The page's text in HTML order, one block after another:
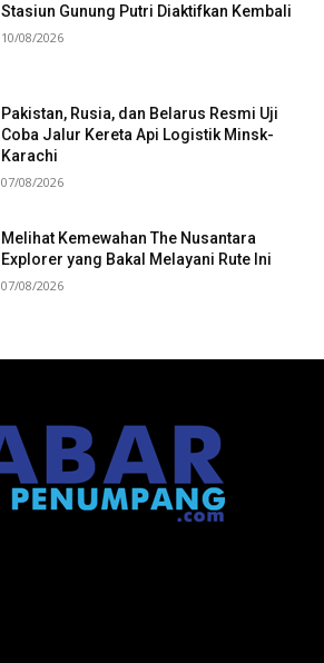
Stasiun Gunung Putri Diaktifkan Kembali
10/08/2026
Pakistan, Rusia, dan Belarus Resmi Uji
Coba Jalur Kereta Api Logistik Minsk-
Karachi
07/08/2026
Melihat Kemewahan The Nusantara
Explorer yang Bakal Melayani Rute Ini
07/08/2026